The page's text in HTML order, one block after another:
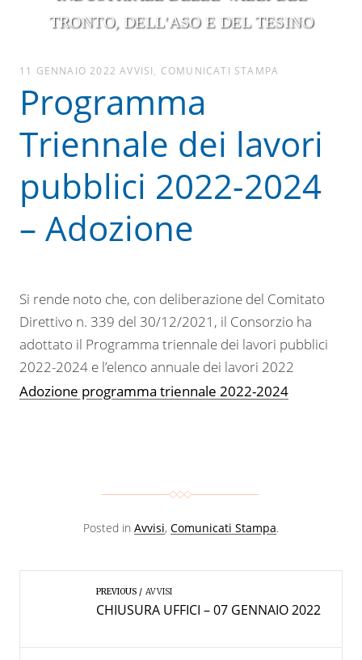
TRONTO, DELL'ASO E DEL TESINO
11 GENNAIO 2022 AVVISI, COMUNICATI STAMPA
Programma
Triennale dei lavori
pubblici 2022-2024
– Adozione
Si rende noto che, con deliberazione del Comitato
Direttivo n. 339 del 30/12/2021, il Consorzio ha
adottato il Programma triennale dei lavori pubblici
2022-2024 e l’elenco annuale dei lavori 2022
Adozione programma triennale 2022-2024
Posted in Avvisi, Comunicati Stampa.
PREVIOUS AVVISI
CHIUSURA UFFICI – 07 GENNAIO 2022